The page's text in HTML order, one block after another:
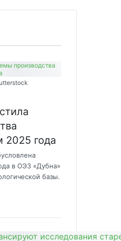
2025 года
в ОЭЗ «Дубна»
базы.